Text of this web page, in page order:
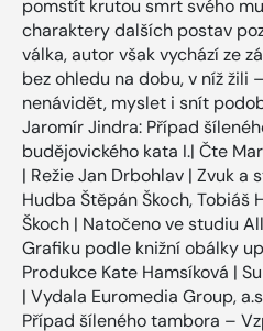
pomstít krutou smrt svého
charaktery dalších postav
válka, autor však vychází ze
bez ohledu na dobu, v níž žili
nenávidět, myslet i snít
Jaromír Jindra: Případ
budějovického kata I.| Čte
| Režie Jan Drbohlav | Zvuk a
Hudba Štěpán Škoch, Tobiáš
Škoch | Natočeno ve studiu
Grafiku podle knižní obálky
Produkce Kate Hamsíková |
| Vydala Euromedia Group,
Případ šíleného tambora –